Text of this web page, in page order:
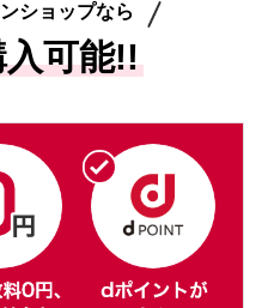
ショップなら
入可能!!